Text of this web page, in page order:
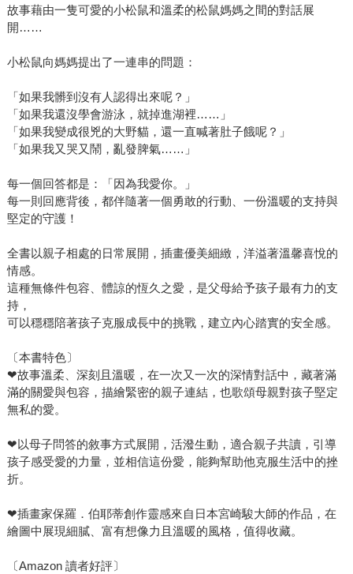
故事藉由一隻可愛的小松鼠和溫柔的松鼠媽媽之間的對話展
開……
小松鼠向媽媽提出了一連串的問題：
「如果我髒到沒有人認得出來呢？」
「如果我還沒學會游泳，就掉進湖裡……」
「如果我變成很兇的大野貓，還一直喊著肚子餓呢？」
「如果我又哭又鬧，亂發脾氣……」
每一個回答都是：「因為我愛你。」
每一則回應背後，都伴隨著一個勇敢的行動、一份溫暖的支持與
堅定的守護！
全書以親子相處的日常展開，插畫優美細緻，洋溢著溫馨喜悅的
情感。
這種無條件包容、體諒的恆久之愛，是父母給予孩子最有力的支
持，
可以穩穩陪著孩子克服成長中的挑戰，建立內心踏實的安全感。
〔本書特色〕
❤故事溫柔、深刻且溫暖，在一次又一次的深情對話中，藏著滿
滿的關愛與包容，描繪緊密的親子連結，也歌頌母親對孩子堅定
無私的愛。
❤以母子問答的敘事方式展開，活潑生動，適合親子共讀，引導
孩子感受愛的力量，並相信這份愛，能夠幫助他克服生活中的挫
折。
❤插畫家保羅．伯耶蒂創作靈感來自日本宮崎駿大師的作品，在
繪圖中展現細膩、富有想像力且溫暖的風格，值得收藏。
〔Amazon 讀者好評〕